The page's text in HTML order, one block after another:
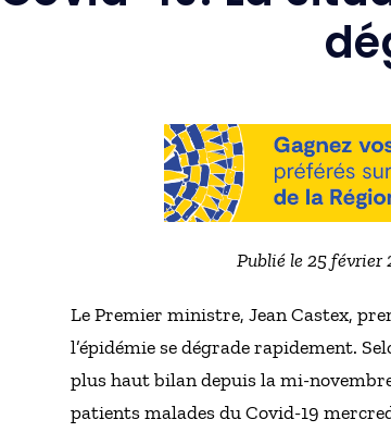
Publié le 25 février
Le Premier ministre, Jean Castex,
l’épidémie se dégrade rapidement.
plus haut bilan depuis la mi-
patients malades du Covid-19